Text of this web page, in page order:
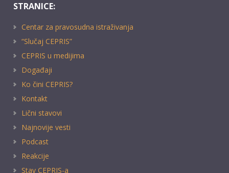
STRANICE:
Centar za pravosudna istraživanja
“Slučaj CEPRIS”
CEPRIS u medijima
Događaji
Ko čini CEPRIS?
Kontakt
Lični stavovi
Najnovije vesti
Podcast
Reakcije
Stav CEPRIS-a